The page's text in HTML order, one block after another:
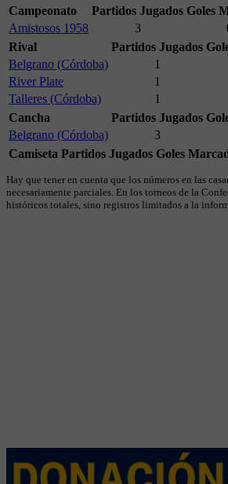
Campeonato
Partidos Jugados Goles
Amistosos 1958
3
Rival
Partidos Jugados
Belgrano (Córdoba)
1
River Plate
1
Talleres (Córdoba)
1
Cancha
Partidos Jugados
Belgrano (Córdoba)
3
Camiseta Partidos Jugados Goles
Hay que tener en cuenta que los números en las
necesariamente parciales. En los torneos de la
históricos totales, sino registros limitados a la